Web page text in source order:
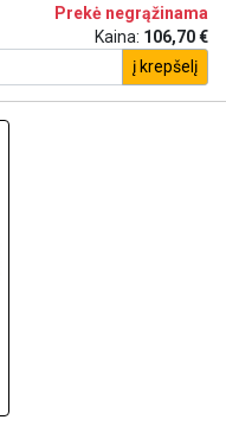
Prekė negrąžinama
Kaina: 106,70 €
į krepšelį